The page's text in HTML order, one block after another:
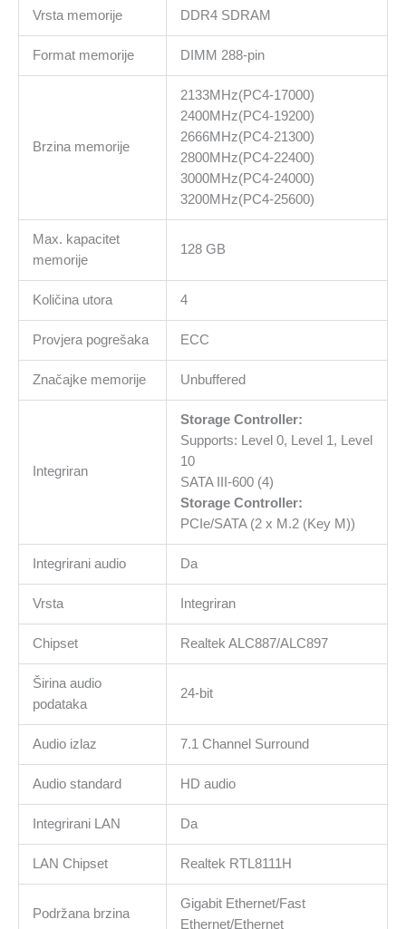
Vrsta memorije DDR4 SDRAM
Format memorije DIMM 288-pin
Brzina memorije
2133MHz(PC4-17000)
2400MHz(PC4-19200)
2666MHz(PC4-21300)
2800MHz(PC4-22400)
3000MHz(PC4-24000)
3200MHz(PC4-25600)
Max. kapacitet
memorije
128 GB
Količina utora 4
Provjera pogrešaka ECC
Značajke memorije Unbuffered
Integriran
Storage Controller:
Supports: Level 0, Level 1, Level
10
SATA III-600 (4)
Storage Controller:
PCIe/SATA (2 x M.2 (Key M))
Integrirani audio Da
Vrsta Integriran
Chipset Realtek ALC887/ALC897
Širina audio
podataka
24-bit
Audio izlaz 7.1 Channel Surround
Audio standard HD audio
Integrirani LAN Da
LAN Chipset Realtek RTL8111H
Podržana brzina
Gigabit Ethernet/Fast
Ethernet/Ethernet